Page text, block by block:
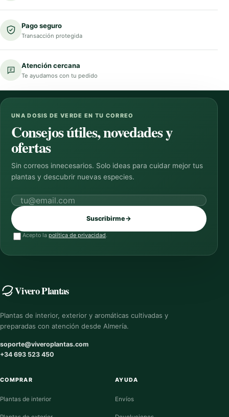
Pago seguro
Transacción protegida
Atención cercana
Te ayudamos con tu pedido
UNA DOSIS DE VERDE EN TU CORREO
Consejos útiles, novedades y
ofertas
Sin correos innecesarios. Solo ideas para cuidar mejor tus
plantas y descubrir nuevas especies.
Correo electrónico
Suscribirme→
Acepto la política de privacidad.
Vivero Plantas
Plantas de interior, exterior y aromáticas cultivadas y
preparadas con atención desde Almería.
soporte@viveroplantas.com
+34 693 523 450
COMPRAR
Plantas de interior
AYUDA
Envíos